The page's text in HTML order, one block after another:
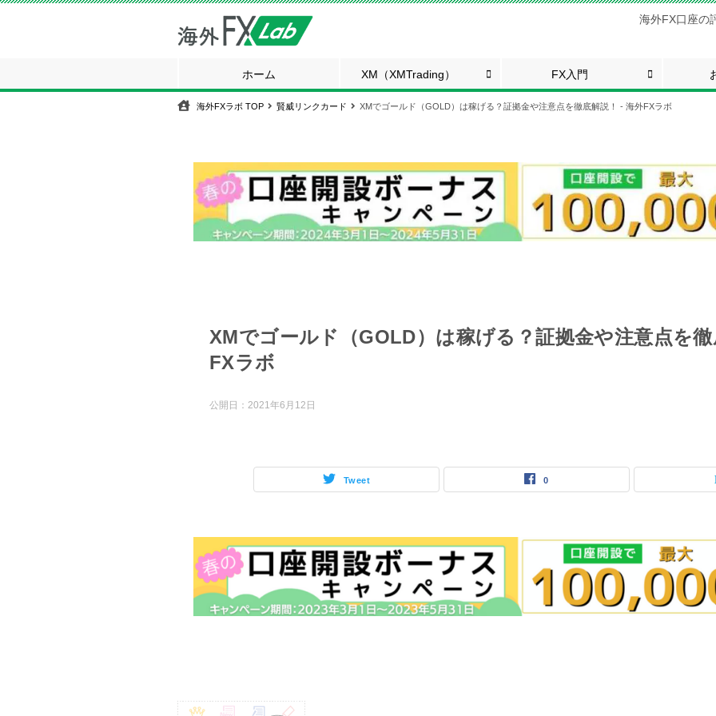
海外FX口座の
ホーム XM（XMTrading） FX入門
海外FXラボ TOP 賢威リンクカード XMでゴールド（GOLD）は稼げる？証拠金や注意点を徹底解説！ - 海外FXラボ
XMでゴールド（GOLD）は稼げる？証拠金や注意点を
FXラボ
公開日： 2021年6月12日
Tweet 0